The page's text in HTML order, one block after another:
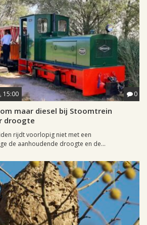
15:00 0
maar diesel bij Stoomtrein
droogte
rijdt voorlopig niet met een
de aanhoudende droogte en de...